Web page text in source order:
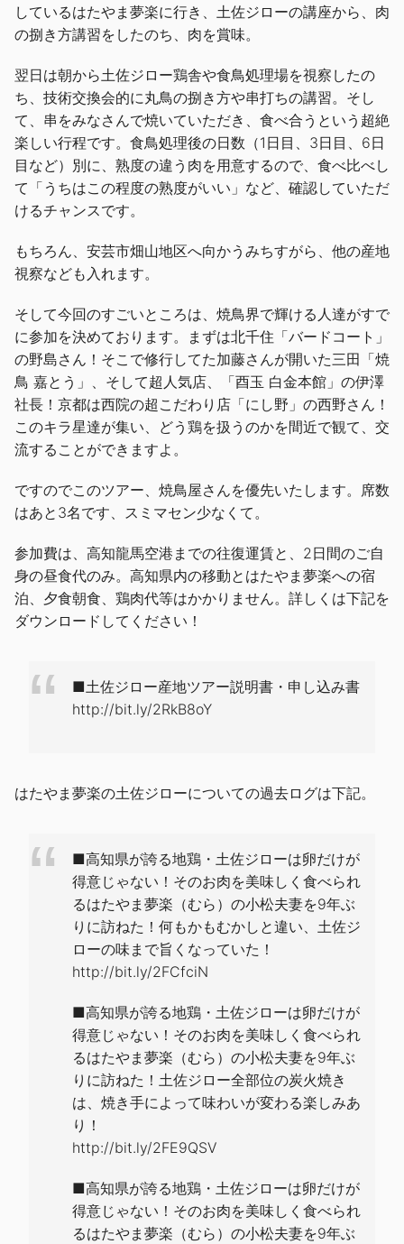
しているはたやま夢楽に行き、土佐ジローの講座から、肉
の捌き方講習をしたのち、肉を賞味。
翌日は朝から土佐ジロー鶏舎や食鳥処理場を視察したの
ち、技術交換会的に丸鳥の捌き方や串打ちの講習。そし
て、串をみなさんで焼いていただき、食べ合うという超絶
楽しい行程です。食鳥処理後の日数（1日目、3日目、6日
目など）別に、熟度の違う肉を用意するので、食べ比べし
て「うちはこの程度の熟度がいい」など、確認していただ
けるチャンスです。
もちろん、安芸市畑山地区へ向かうみちすがら、他の産地
視察なども入れます。
そして今回のすごいところは、焼鳥界で輝ける人達がすで
に参加を決めております。まずは北千住「バードコート 」
の野島さん！そこで修行してた加藤さんが開いた三田「焼
鳥 嘉とう 」、そして超人気店、「酉玉 白金本館」の伊澤
社長！京都は西院の超こだわり店「にし野 」の西野さん！
このキラ星達が集い、どう鶏を扱うのかを間近で観て、交
流することができますよ。
ですのでこのツアー、焼鳥屋さんを優先いたします。席数
はあと3名です、スミマセン少なくて。
参加費は、高知龍馬空港までの往復運賃と、2日間のご自
身の昼食代のみ。高知県内の移動とはたやま夢楽への宿
泊、夕食朝食、鶏肉代等はかかりません。詳しくは下記を
ダウンロードしてください！
■土佐ジロー産地ツアー説明書・申し込み書
http://bit.ly/2RkB8oY
はたやま夢楽の土佐ジローについての過去ログは下記。
■高知県が誇る地鶏・土佐ジローは卵だけが
得意じゃない！そのお肉を美味しく食べられ
るはたやま夢楽（むら）の小松夫妻を9年ぶ
りに訪ねた！何もかもむかしと違い、土佐ジ
ローの味まで旨くなっていた！
http://bit.ly/2FCfciN
■高知県が誇る地鶏・土佐ジローは卵だけが
得意じゃない！そのお肉を美味しく食べられ
るはたやま夢楽（むら）の小松夫妻を9年ぶ
りに訪ねた！土佐ジロー全部位の炭火焼き
は、焼き手によって味わいが変わる楽しみあ
り！
http://bit.ly/2FE9QSV
■高知県が誇る地鶏・土佐ジローは卵だけが
得意じゃない！そのお肉を美味しく食べられ
るはたやま夢楽（むら）の小松夫妻を9年ぶ